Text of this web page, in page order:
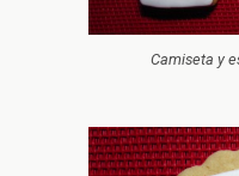
Camiseta y